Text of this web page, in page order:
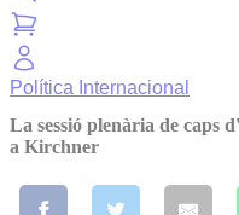
Política Internacional
La sessió plenària de caps
a Kirchner